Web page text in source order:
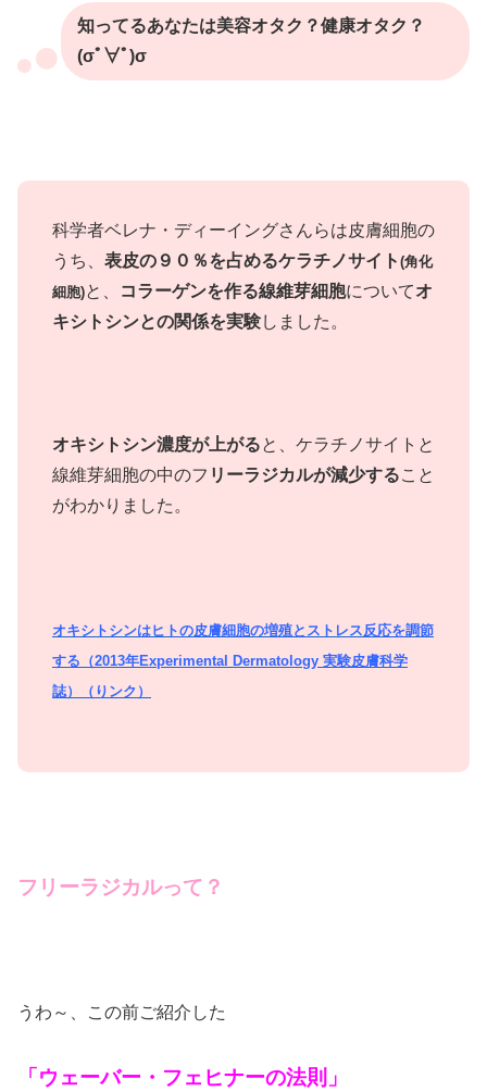
知ってるあなたは美容オタク？健康オタク？
(σﾟ∀ﾟ)σ
科学者ベレナ・ディーイングさんらは皮膚細胞の
うち、 表皮の９０％を占めるケラチノサイト (角化
細胞)と、 コラーゲンを作る線維芽細胞についてオ
キシトシンとの関係を実験しました。
オキシトシン濃度が上がると、ケラチノサイトと
線維芽細胞の中のフ リーラジカルが減少すること
がわかりました。
オキシトシンはヒトの皮膚細胞の増殖とストレス反応を調節
する（2013年Experimental Dermatology 実験皮膚科学
誌）（りンク）
フリーラジカルって？
うわ～、この前ご紹介した
「ウェーバー・フェヒナーの法則」